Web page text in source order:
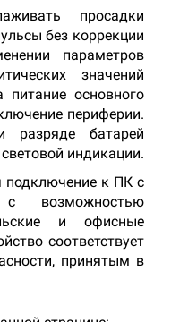
просадки
без коррекции
параметров
значений
питание основного
периферии.
разряде батарей
индикации.
подключение к ПК с
с возможностью
и офисные
соответствует
принятым в